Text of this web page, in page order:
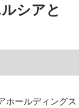
シアと
ホールディング